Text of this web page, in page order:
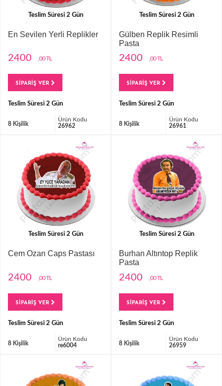
Teslim Süresi 2 Gün
En Sevilen Yerli Replikler
2400 ,00 TL
SİPARİŞ VER
Teslim Süresi 2 Gün
8 Kişilik
Ürün Kodu
26962
Teslim Süresi 2 Gün
Gülben Replik Resimli
Pasta
2400 ,00 TL
SİPARİŞ VER
Teslim Süresi 2 Gün
8 Kişilik
Ürün Kodu
26961
Teslim Süresi 2 Gün
Cem Ozan Caps Pastası
2400 ,00 TL
SİPARİŞ VER
Teslim Süresi 2 Gün
8 Kişilik
Ürün Kodu
re6004
Teslim Süresi 2 Gün
Burhan Altıntop Replik
Pasta
2400 ,00 TL
SİPARİŞ VER
Teslim Süresi 2 Gün
8 Kişilik
Ürün Kodu
26959